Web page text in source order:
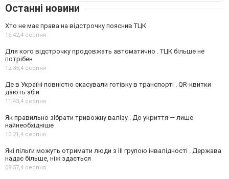
Останні новини
Хто не має права на відстрочку пояснив ТЦК
16:42,4 серпня
Для кого відстрочку продовжать автоматично . ТЦК більше не
потрібен
12:35,4 серпня
Де в Україні повністю скасували готівку в транспорті . QR-квитки
дають збій
11:43,4 серпня
Як правильно зібрати тривожну валізу . До укриття — лише
найнеобхідніше
10:21,4 серпня
Які пільги можуть отримати люди з III групою інвалідності . Держава
надає більше, ніж здається
08:57,4 серпня